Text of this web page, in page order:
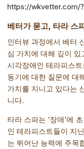
https://wkvetter.com/
베터가 묻고, 타라 스
인터뷰 과정에서 베터
심 가치에 대해 깊이
시각장애인 테라피스
동기에 대한 질문에 대
가치를 지니고 있다는
니다.
타라 스파는 ‘장애’에
인 테라피스트들이 지
는 뛰어난 능력에 주목